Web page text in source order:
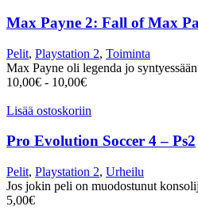
Max Payne 2: Fall of Max
Pelit, Playstation 2, Toiminta
Max Payne oli legenda jo
10,00€ - 10,00€
Lisää ostoskoriin
Pro Evolution Soccer 4 – Ps2
Pelit, Playstation 2, Urheilu
Jos jokin peli on muodostunut
5,00€